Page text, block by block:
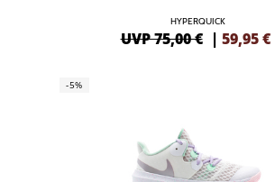
HYPERQUICK
UVP 75,00 € | 59,95 €
-5%